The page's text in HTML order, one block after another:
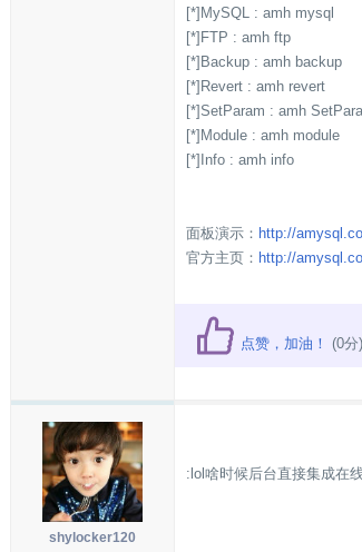
[*]MySQL : amh mysql
[*]FTP : amh ftp
[*]Backup : amh backup
[*]Revert : amh revert
[*]SetParam : amh
[*]Module : amh module
[*]Info : amh info
面板演示： http://
官方主页： http://
点赞，加油！ (0分)
shylocker120
:lol啥时候后台直接集成在